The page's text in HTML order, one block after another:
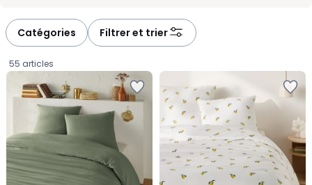
Catégories Filtrer et trier
55 articles